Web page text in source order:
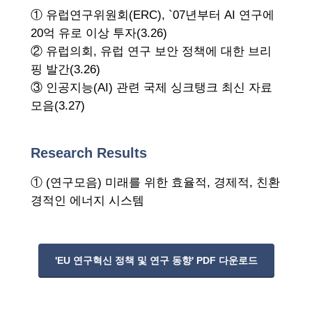
① 유럽연구위원회(ERC), `07년부터 AI 연구에
20억 유로 이상 투자(3.26)
② 유럽의회, 유럽 연구 보안 정책에 대한 브리
핑 발간(3.26)
③ 인공지능(AI) 관련 국제 싱크탱크 최신 자료
모음(3.27)
Research Results
① (연구모음) 미래를 위한 효율적, 경제적, 친환
경적인 에너지 시스템
'EU 연구혁신 정책 및 연구 동향' PDF 다운로드